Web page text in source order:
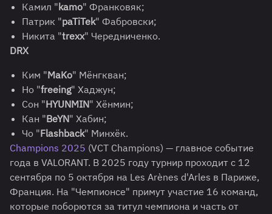
Камил "kamo" Франковяк;
Патрик "paTiTek" Фабровски;
Никита "trexx" Чередниченко.
DRX
Ким "MaKo" Мёнгкван;
Но "freeing" Хаджун;
Сон "HYUNMIN" Хёнмин;
Кан "BeYN" Хабин;
Чо "Flashback" Минхёк.
Champions 2025 (VCT Champions) — главное событие
года в VALORANT. В 2025 году турнир проходит с 12
сентября по 5 октября на Les Arènes d'Arles в Париже,
Франция. На "Чемпионсе" примут участие 16 команд,
которые поборются за титул чемпиона и часть от